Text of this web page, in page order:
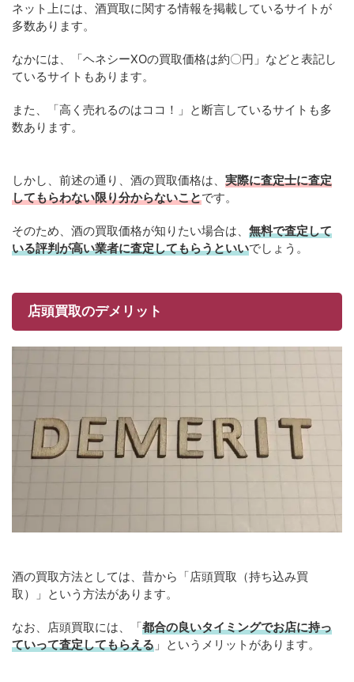
ネット上には、酒買取に関する情報を掲載しているサイトが
多数あります。
なかには、「ヘネシーXOの買取価格は約〇円」などと表記し
ているサイトもあります。
また、「高く売れるのはココ！」と断言しているサイトも多
数あります。
しかし、前述の通り、酒の買取価格は、 実際に査定士に査定
してもらわない限り分からないことです。
そのため、酒の買取価格が知りたい場合は、 無料で査定して
いる評判が高い業者に査定してもらうといいでしょう。
店頭買取のデメリット
酒の買取方法としては、昔から「店頭買取（持ち込み買
取）」という方法があります。
なお、店頭買取には、「都合の良いタイミングでお店に持っ
ていって査定してもらえる 」というメリットがあります。